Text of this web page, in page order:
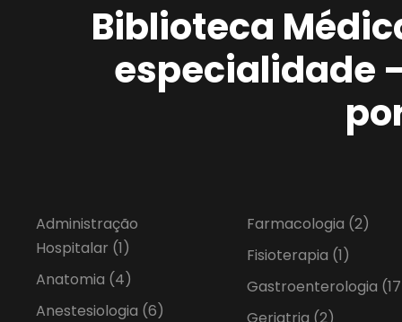
Biblioteca
especialidade
Administração
Hospitalar (1)
Anatomia (4)
Anestesiologia (6)
Farmacologia (2)
Fisioterapia (1)
Gastroenterologia
Geriatria (2)